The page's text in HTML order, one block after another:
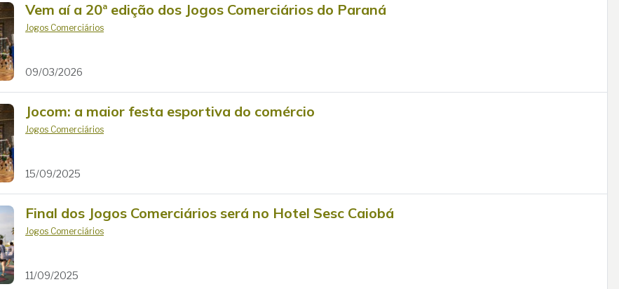
Vem aí a 20ª edição dos Jogos Comerciários do Paraná
Jogos Comerciários
09/03/2026
Jocom: a maior festa esportiva do comércio
Jogos Comerciários
15/09/2025
Final dos Jogos Comerciários será no Hotel Sesc Caiobá
Jogos Comerciários
11/09/2025